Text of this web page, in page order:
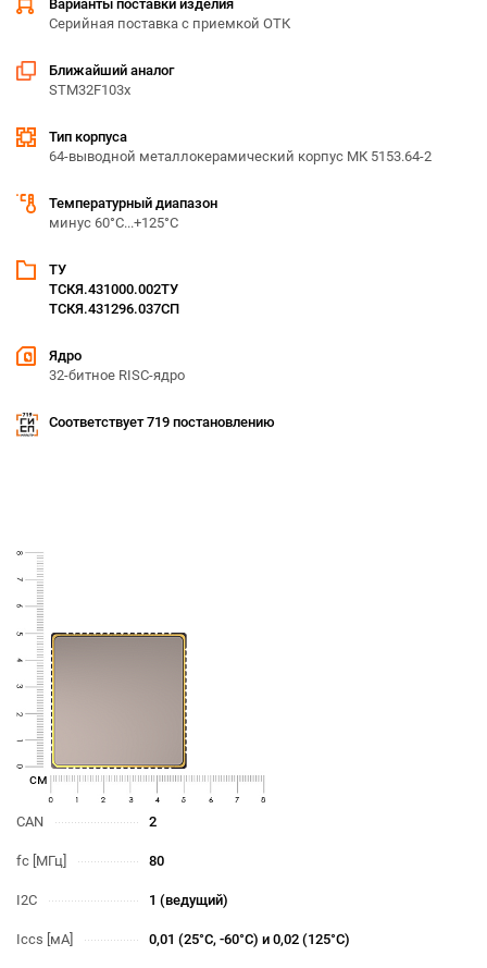
Варианты поставки изделия
Серийная поставка с приемкой ОТК
Ближайший аналог
STM32F103x
Тип корпуса
64-выводной металлокерамический корпус МК 5153.64-2
Температурный диапазон
минус 60°С...+125°С
ТУ
ТСКЯ.431000.002ТУ
ТСКЯ.431296.037СП
Ядро
32-битное RISC-ядро
Соответствует 719 постановлению
cм
CAN 2
fc [МГц] 80
I2C 1 (ведущий)
Iccs [мА] 0,01 (25°С, -60°С) и 0,02 (125°С)